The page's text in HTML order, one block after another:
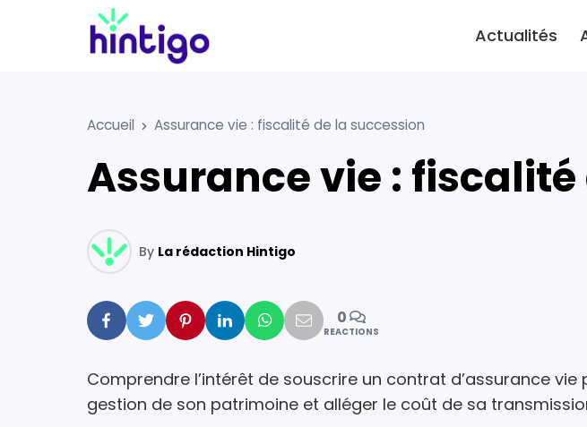
Actualités
Accueil Assurance vie : fiscalité de la succession
Assurance vie :
By La rédaction Hintigo
Facebook
Twitter PinterestLinkedinWhatsapp
Mail0
REACTIONS
Comprendre l’intérêt de souscrire un contrat d’assurance
gestion de son patrimoine et alléger le coût de sa